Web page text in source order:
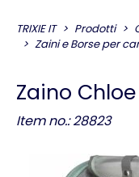
TRIXIE IT Prodotti
Zaini e Borse per
Zaino Chloe
Item no.: 28823